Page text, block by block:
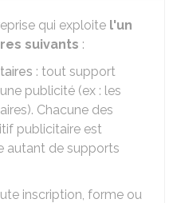
qui exploite l'un
suivants :
: tout support
publicité (ex : les
Chacune des
publicitaire est
autant de supports
inscription, forme ou